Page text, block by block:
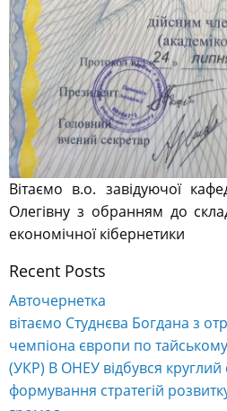
Вітаємо в.о. завідуючої
Олегівну з обранням до
економічної кібернетики
Recent Posts
Авточернетка
вітаємо Студнєва Богдана з
чемпіона європи по
(УКР) В ОНЕУ відбувся круглий
формування стратегій